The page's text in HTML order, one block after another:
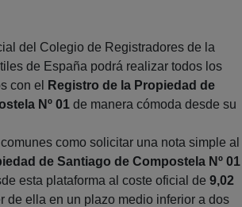
del Colegio de Registradores de la
de España podrá realizar todos los
con el
Registro de la Propiedad de
Nº 01 de manera cómoda desde su
como solicitar una nota simple al
de Santiago de Compostela Nº 01
esta plataforma al coste oficial de 9,02
de ella en un plazo medio inferior a dos